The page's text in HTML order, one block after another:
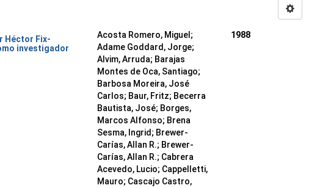
Héctor Fix-
investigador
Acosta Romero, Miguel;
Adame Goddard, Jorge;
Alvim, Arruda; Barajas
Montes de Oca, Santiago;
Barbosa Moreira, José
Carlos; Baur, Fritz; Becerra
Bautista, José; Borges,
Marcos Alfonso; Brena
Sesma, Ingrid; Brewer-
Carías, Allan R.; Brewer-
Carías, Allan R.; Cabrera
Acevedo, Lucio; Cappelletti,
Mauro; Cascajo Castro,
1988